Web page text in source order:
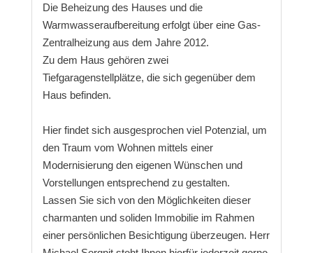
Die Beheizung des Hauses und die
Warmwasseraufbereitung erfolgt über eine Gas-
Zentralheizung aus dem Jahre 2012.
Zu dem Haus gehören zwei
Tiefgaragenstellplätze, die sich gegenüber dem
Haus befinden.
Hier findet sich ausgesprochen viel Potenzial, um
den Traum vom Wohnen mittels einer
Modernisierung den eigenen Wünschen und
Vorstellungen entsprechend zu gestalten.
Lassen Sie sich von den Möglichkeiten dieser
charmanten und soliden Immobilie im Rahmen
einer persönlichen Besichtigung überzeugen. Herr